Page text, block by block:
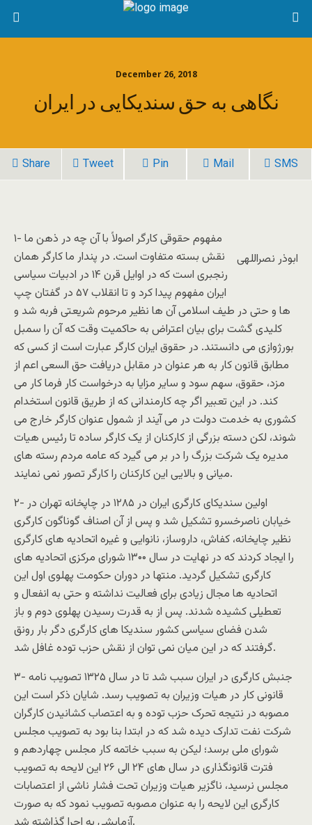
December 26, 2018
نگاهی به حق سندیکایی در ایران
Share Tweet Pin Mail SMS
ابوذر نصراللهی
۱- مفهوم حقوقی کارگر اصولاً با آن چه در ذهن ما
نقش بسته متفاوت است. در پندار ما کارگر همان
رنجبری است که در اوایل قرن ۱۴ در ادبیات سیاسی
ایران مفهوم پیدا کرد و تا انقلاب ۵۷ در گفتان چپ
ها و حتی در طیف اسلامی آن ها نظیر مرحوم شریعتی فربه شد و
کلیدی گشت برای بیان اعتراض به حاکمیت وقت که آن را سمبل
بورژوازی می دانستند. در حقوق ایران کارگر عبارت است از کسی که
مطابق قانون کار به هر عنوان در مقابل دریافت حق السعی اعم از
مزد، حقوق، سهم سود و سایر مزایا به درخواست کار فرما کار می
کند. در این تعبیر اگر چه کارمندانی که از طریق قانون استخدام
کشوری به خدمت دولت در می آیند از شمول عنوان کارگر خارج می
شوند، لکن دسته بزرگی از کارکنان از یک کارگر ساده تا رئیس هیات
مدیره یک شرکت بزرگ را در بر می گیرد که عامه مردم رسته های
میانی و بالایی این کارکنان را کارگر تصور نمی نمایند.
۲- اولین سندیکای کارگری ایران در ۱۲۸۵ در چاپخانه تهران در
خیابان ناصرخسرو تشکیل شد و پس از آن اصناف گوناگون کارگری
نظیر چایخانه، کفاش، داروساز، نانوایی و غیره اتحادیه های کارگری
را ایجاد کردند که در نهایت در سال ۱۳۰۰ شورای مرکزی اتحادیه های
کارگری تشکیل گردید. منتها در دوران حکومت پهلوی اول این
اتحادیه ها مجال زیادی برای فعالیت نداشته و حتی به انفعال و
تعطیلی کشیده شدند. پس از به قدرت رسیدن پهلوی دوم و باز
شدن فضای سیاسی کشور سندیکا های کارگری دگر بار رونق
گرفتند که در این میان نمی توان از نقش حزب توده غافل شد.
۳- جنبش کارگری در ایران سبب شد تا در سال ۱۳۲۵ تصویب نامه
قانونی کار در هیات وزیران به تصویب رسد. شایان ذکر است این
مصوبه در نتیجه تحرک حزب توده و به اعتصاب کشانیدن کارگران
شرکت نفت تدارک دیده شد که در ابتدا بنا بود به تصویب مجلس
شورای ملی برسد؛ لیکن به سبب خاتمه کار مجلس چهاردهم و
فترت قانونگذاری در سال های ۲۴ الی ۲۶ این لایحه به تصویب
مجلس نرسید، ناگزیر هیات وزیران تحت فشار ناشی از اعتصابات
کارگری این لایحه را به عنوان مصوبه تصویب نمود که به صورت